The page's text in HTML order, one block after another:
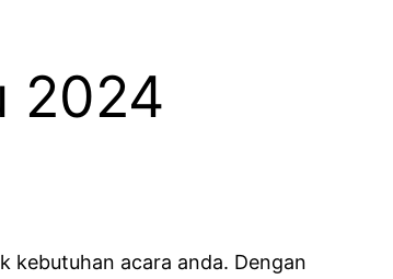
2024
kebutuhan acara anda. Dengan